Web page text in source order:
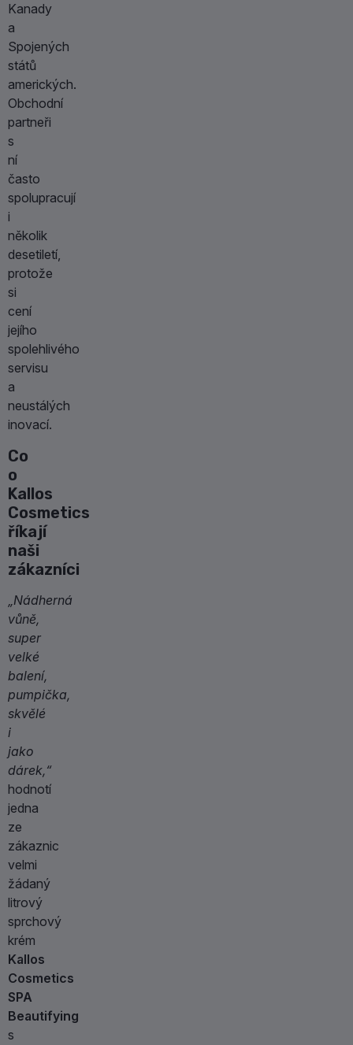
Kanady
a
Spojených
států
amerických.
Obchodní
partneři
s
ní
často
spolupracují
i
několik
desetiletí,
protože
si
cení
jejího
spolehlivého
servisu
a
neustálých
inovací.
Co
o
Kallos
Cosmetics
říkají
naši
zákazníci
„Nádherná
vůně,
super
velké
balení,
pumpička,
skvělé
i
jako
dárek,“
hodnotí
jedna
ze
zákaznic
velmi
žádaný
litrový
sprchový
krém
Kallos
Cosmetics
SPA
Beautifying
s